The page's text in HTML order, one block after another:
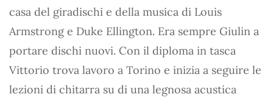
casa del giradischi e della musica di Louis
Armstrong e Duke Ellington. Era sempre Giulin a
portare dischi nuovi. Con il diploma in tasca
Vittorio trova lavoro a Torino e inizia a seguire le
lezioni di chitarra su di una legnosa acustica